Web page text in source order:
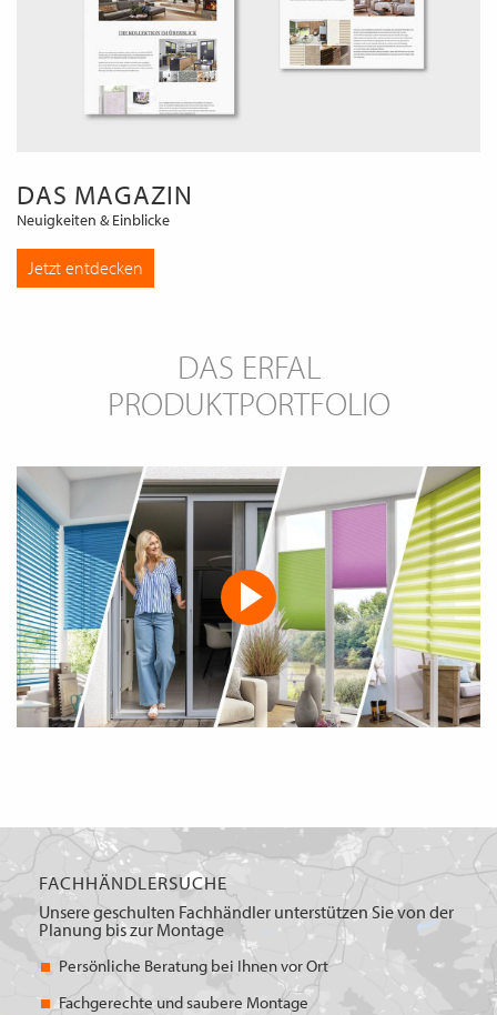
DAS MAGAZIN
Neuigkeiten & Einblicke
Jetzt entdecken
DAS ERFAL
PRODUKTPORTFOLIO
FACHHÄNDLERSUCHE
Unsere geschulten Fachhändler unterstützen Sie von der
Planung bis zur Montage
Persönliche Beratung bei Ihnen vor Ort
Fachgerechte und saubere Montage